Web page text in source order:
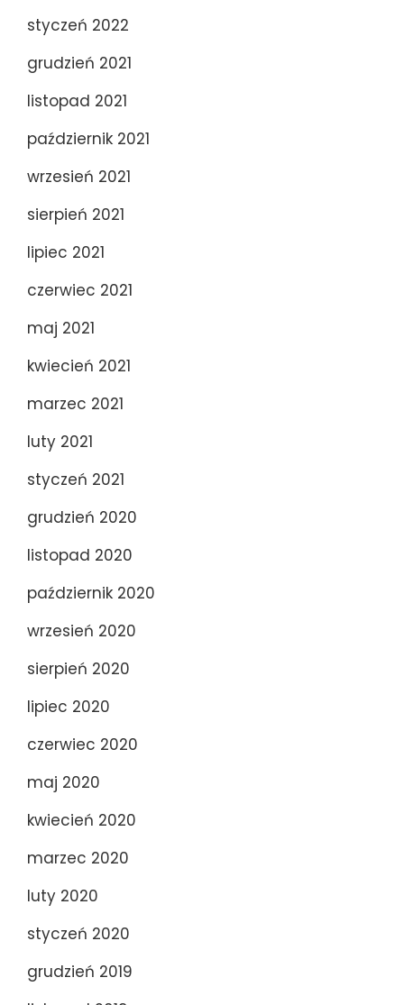
styczeń 2022
grudzień 2021
listopad 2021
październik 2021
wrzesień 2021
sierpień 2021
lipiec 2021
czerwiec 2021
maj 2021
kwiecień 2021
marzec 2021
luty 2021
styczeń 2021
grudzień 2020
listopad 2020
październik 2020
wrzesień 2020
sierpień 2020
lipiec 2020
czerwiec 2020
maj 2020
kwiecień 2020
marzec 2020
luty 2020
styczeń 2020
grudzień 2019